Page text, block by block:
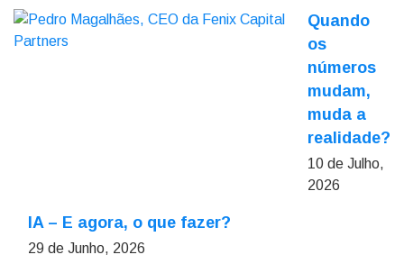
Quando
os
números
mudam,
muda a
realidade?
10 de Julho,
2026
IA – E agora, o que fazer?
29 de Junho, 2026